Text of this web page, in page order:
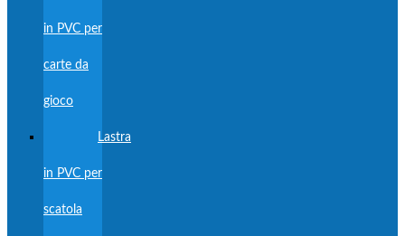
in PVC per
carte da
gioco
Lastra
in PVC per
scatola